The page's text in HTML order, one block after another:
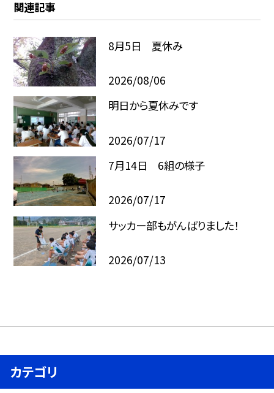
関連記事
8月5日 夏休み
2026/08/06
明日から夏休みです
2026/07/17
7月14日 6組の様子
2026/07/17
サッカー部もがんばりました！
2026/07/13
カテゴリ